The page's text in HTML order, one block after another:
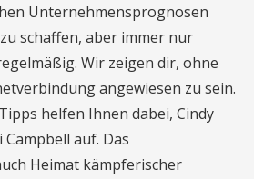
Unternehmensprognosen
schaffen, aber immer nur
Wir zeigen dir, ohne
angewiesen zu sein.
helfen Ihnen dabei, Cindy
auf. Das
Heimat kämpferischer